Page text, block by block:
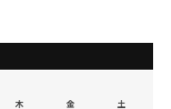
木 金 土